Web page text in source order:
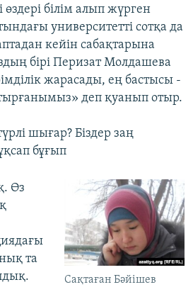
өздері білім алып жүрген
университетті сотқа да
кейін сабақтарына
бірі Перизат Молдашева
жарасады, ең бастысы -
деп қуанып отыр.
шығар? Біздер заң
бұғып
Cақтаған Бәйішев
Өз
та